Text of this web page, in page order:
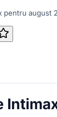
august